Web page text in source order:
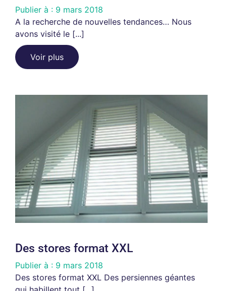
Publier à : 9 mars 2018
A la recherche de nouvelles tendances… Nous
avons visité le [...]
Voir plus
Des stores format XXL
Publier à : 9 mars 2018
Des stores format XXL Des persiennes géantes